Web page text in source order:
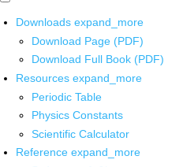
Downloads expand_more
Download Page (PDF)
Download Full Book (PDF)
Resources expand_more
Periodic Table
Physics Constants
Scientific Calculator
Reference expand_more